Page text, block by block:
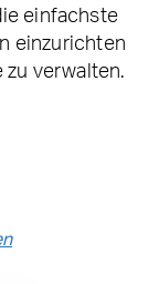
einfachste
einzurichten
verwalten.